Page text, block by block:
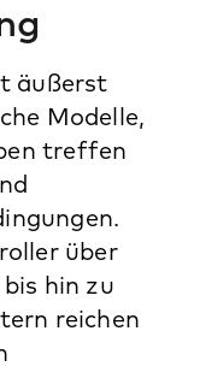
äußerst
Modelle,
treffen
über
hin zu
reichen